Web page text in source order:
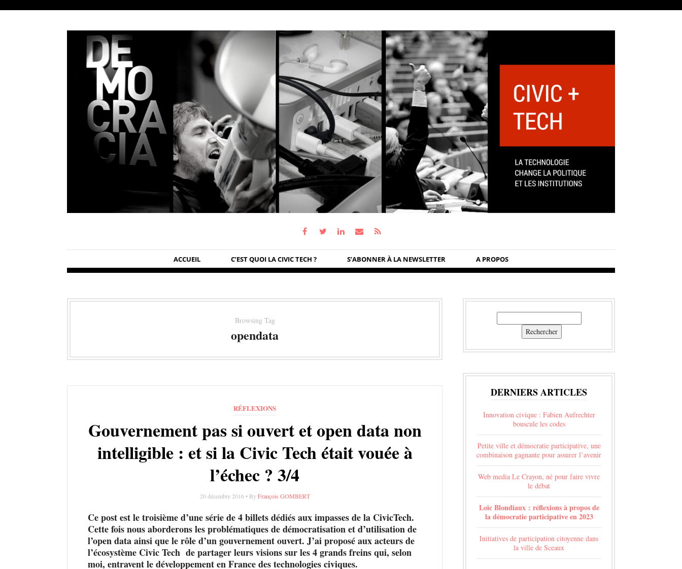
ACCUEIL C’EST QUOI LA CIVIC TECH ? S’ABONNER À LA NEWSLETTER A PROPOS
Browsing Tag
opendata
RÉFLEXIONS
Gouvernement pas si ouvert et open data non
intelligible : et si la Civic Tech était vouée à
l’échec ? 3/4
20 décembre 2016 • By François GOMBERT
Ce post est le troisième d’une série de 4 billets dédiés aux impasses de la CivicTech.
Cette fois nous aborderons les problématiques de démocratisation et d’utilisation de
l’open data ainsi que le rôle d’un gouvernement ouvert. J’ai proposé aux acteurs de
l’écosystème Civic Tech de partager leurs visions sur les 4 grands freins qui, selon
moi, entravent le développement en France des technologies civiques.
Rechercher
DERNIERS ARTICLES
Innovation civique : Fabien Aufrechter
bouscule les codes
Petite ville et démocratie participative, une
combinaison gagnante pour assurer l’avenir
Web media Le Crayon, né pour faire vivre
le débat
Loïc Blondiaux : réflexions à propos de
la démocratie participative en 2023
Initiatives de participation citoyenne dans
la ville de Sceaux